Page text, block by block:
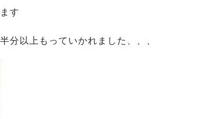
す
分以上もっていかれました、、、